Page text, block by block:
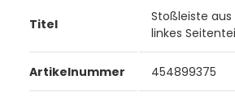
Titel
Stoßleiste aus
linkes
Artikelnummer 454899375